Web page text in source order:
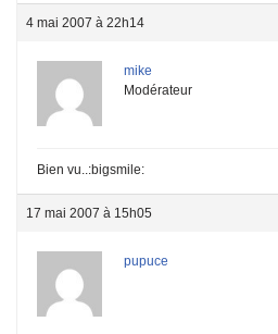
4 mai 2007 à 22h14
mike
Modérateur
Bien vu..:bigsmile:
17 mai 2007 à 15h05
pupuce